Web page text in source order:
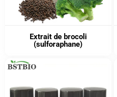
Extrait de brocoli
(sulforaphane)